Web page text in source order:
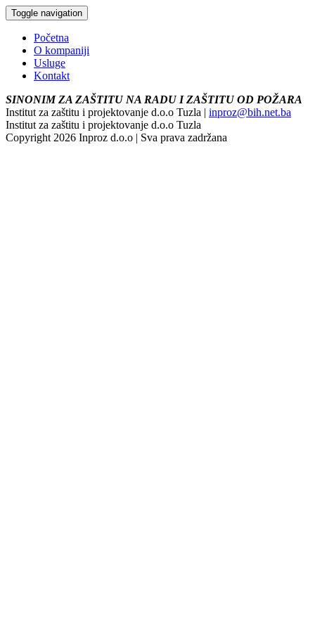
Toggle navigation
Početna
O kompaniji
Usluge
Kontakt
SINONIM ZA ZAŠTITU NA RADU I ZAŠTITU OD POŽARA
Institut za zaštitu i projektovanje d.o.o Tuzla | inproz@bih.net.ba
Institut za zaštitu i projektovanje d.o.o Tuzla
Copyright 2026 Inproz d.o.o | Sva prava zadržana